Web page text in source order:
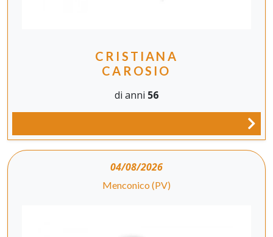
CRISTIANA
CAROSIO
di anni 56
04/08/2026
Menconico (PV)